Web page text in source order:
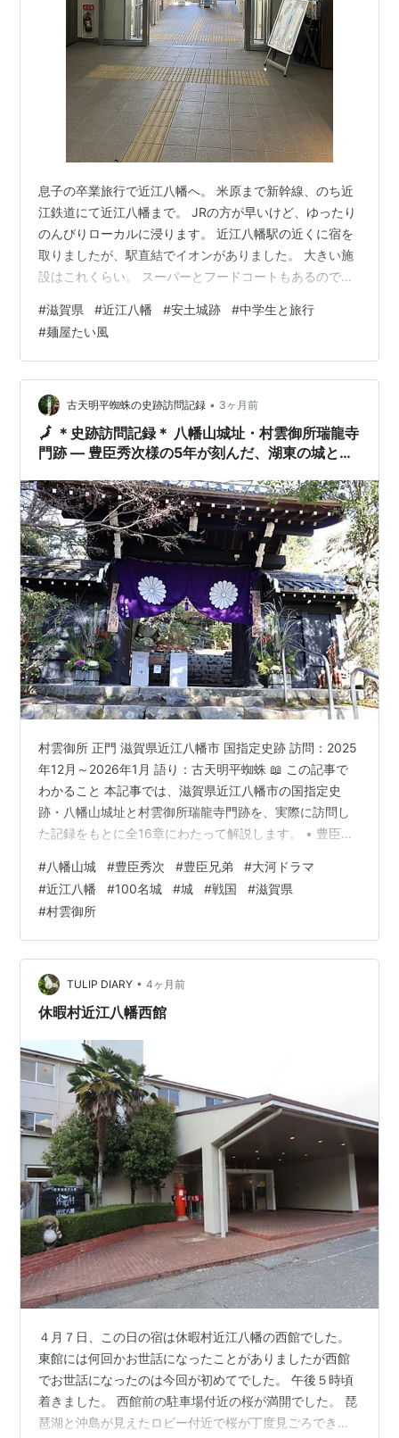
息子の卒業旅行で近江八幡へ。 米原まで新幹線、のち近
江鉄道にて近江八幡まで。 JRの方が早いけど、ゆったり
のんびりローカルに浸ります。 近江八幡駅の近くに宿を
取りましたが、駅直結でイオンがありました。 大きい施
設はこれくらい。 スーパーとフードコートもあるので便
いう焼肉屋へ行きました。 が、食べ放題メニューしか置
いておらず、ほぼ小学生の子にはきつかった。 （アラカ
ルトもあったみたいです。最初にメニューに書いておい
て欲しかった） 正直食べ放題のメニューは微妙でした。
牛タン食べたかったけど追加料金。。 単品で食べたかっ
たです。 という訳で写真はあ…
#滋賀県 #近江八幡 #安土城跡 #中学生と旅行
#麺屋たい風
古天明平蜘蛛の史跡訪問記録 • 3ヶ月前
🗾 ＊史跡訪問記録＊ 八幡山城址・村雲御所瑞龍寺
門跡 ― 豊臣秀次様の5年が刻んだ、湖東の城と町
村雲御所 正門 滋賀県近江八幡市 国指定史跡 訪問：2025
年12月～2026年1月 語り：古天明平蜘蛛 📖 この記事で
わかること 本記事では、滋賀県近江八幡市の国指定史
跡・八幡山城址と村雲御所瑞龍寺門跡を、実際に訪問し
た記録をもとに全16章にわたって解説します。 • 豊臣秀
八幡堀による城下町形成の意義 • 石垣・曲輪の構造と現
地で見える遺構の特徴 • 村雲御所瑞龍寺門跡の歴史と秀
次様の記憶 • アクセス・ロープウェイ・基本情報（冒頭
に掲載） 📍 八幡山城址・基本情報 項目 内容 正式名称 八
幡山城跡（はちまんやまじょうあと） 所在地 〒5…
#八幡山城 #豊臣秀次 #豊臣兄弟 #大河ドラマ
#近江八幡 #100名城 #城 #戦国 #滋賀県
#村雲御所
TULIP DIARY • 4ヶ月前
休暇村近江八幡西館
４月７日、この日の宿は休暇村近江八幡の西館でした。
東館には何回かお世話になったことがありましたが西館
でお世話になったのは今回が初めてでした。 午後５時頃
着きました。 西館前の駐車場付近の桜が満開でした。 琵
琶湖と沖島が見えたロビー付近で桜が丁度見ごろできれ